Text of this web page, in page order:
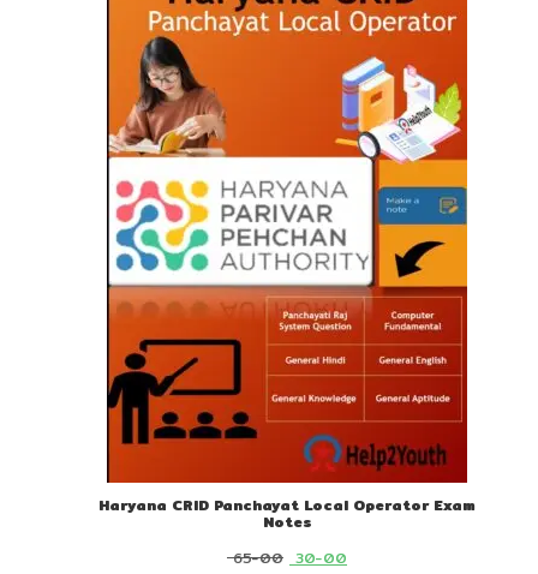
Haryana CRID Panchayat Local Operator Exam
Notes
65-00 Original
30-00Current